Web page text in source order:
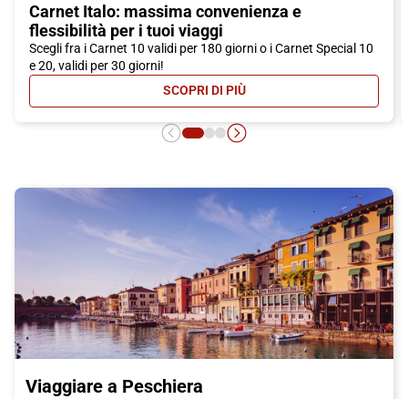
Carnet Italo: massima convenienza e
flessibilità per i tuoi viaggi
Scegli fra i Carnet 10 validi per 180 giorni o i Carnet Special 10
e 20, validi per 30 giorni!
SCOPRI DI PIÙ- CARNET ITALO: MASSIMA
Viaggiare a Peschiera